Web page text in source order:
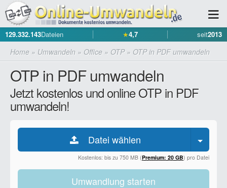
129.332.143Dateien ★4,7 seit2013
Home » Umwandeln » Office » OTP» OTP in PDF umwandeln
OTP in PDF umwandeln
Jetzt kostenlos und online OTP in PDF
umwandeln!
Datei wählen
Kostenlos: bis zu 750 MB (Premium: 20 GB) pro Datei
Umwandlung starten